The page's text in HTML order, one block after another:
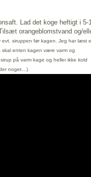
Lad det koge heftigt i 5-
orangeblomstvand og/
evt. siruppen før kagen. Jeg har læst
skal enten kagen være varm og
på varm kage og heller ikke kold
noget…)